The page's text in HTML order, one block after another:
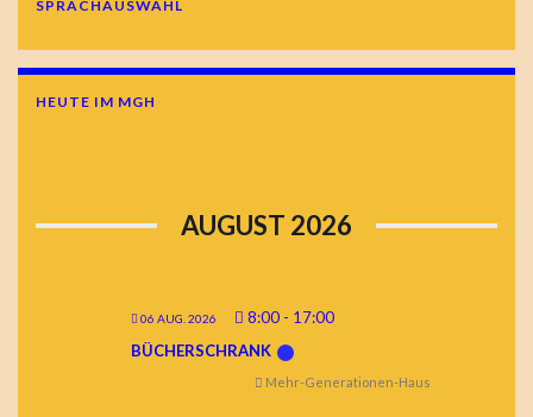
SPRACHAUSWAHL
HEUTE IM MGH
AUGUST 2026
06 AUG. 2026 8:00 - 17:00
BÜCHERSCHRANK
Mehr-Generationen-Haus